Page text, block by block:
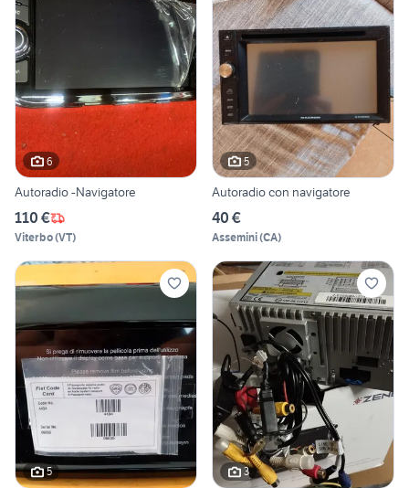
6
Autoradio -Navigatore
110 €
Viterbo(VT)
5
Autoradio con navigatore
40 €
Assemini(CA)
5 3